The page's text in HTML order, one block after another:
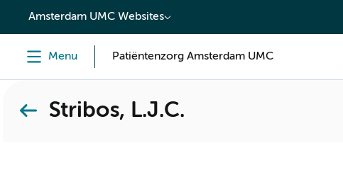
content
Amsterdam UMC Websites
Menu Patiëntenzorg Amsterdam UMC
Stribos, L.J.C.